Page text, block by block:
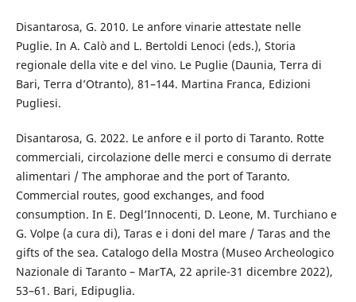
Disantarosa, G. 2010. Le anfore vinarie attestate nelle
Puglie. In A. Calò and L. Bertoldi Lenoci (eds.), Storia
regionale della vite e del vino. Le Puglie (Daunia, Terra di
Bari, Terra d’Otranto), 81–144. Martina Franca, Edizioni
Pugliesi.
Disantarosa, G. 2022. Le anfore e il porto di Taranto. Rotte
commerciali, circolazione delle merci e consumo di derrate
alimentari / The amphorae and the port of Taranto.
Commercial routes, good exchanges, and food
consumption. In E. Degl’Innocenti, D. Leone, M. Turchiano e
G. Volpe (a cura di), Taras e i doni del mare / Taras and the
gifts of the sea. Catalogo della Mostra (Museo Archeologico
Nazionale di Taranto – MarTA, 22 aprile-31 dicembre 2022),
53–61. Bari, Edipuglia.